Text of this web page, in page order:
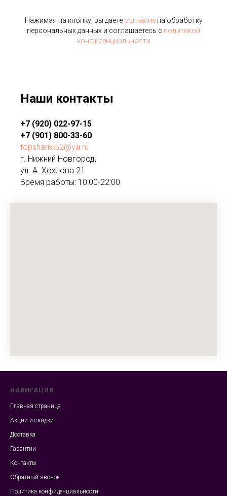
Нажимая на кнопку, вы даете согласиена обработку
персональных данных и соглашаетесь c политикой
конфиденциальности
Наши контакты
+7 (920) 022-97-15
+7 (901) 800-33-60
topshariki52@ya.ru
г. Нижний Новгород,
ул. А. Хохлова 21
Время работы: 10:00-22:00
НАВИГАЦИЯ
Главная страница
Акции и скидки
Доставка
Гарантии
Контакты
Обратный звонок
Политика конфиденциальности